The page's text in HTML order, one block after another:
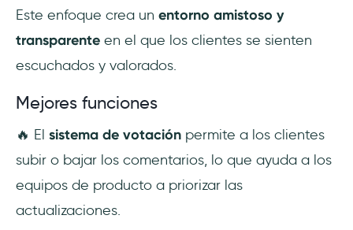
Este enfoque crea un entorno amistoso y
transparente en el que los clientes se sienten
escuchados y valorados.
Mejores funciones
🔥 El sistema de votación permite a los clientes
subir o bajar los comentarios, lo que ayuda a los
equipos de producto a priorizar las
actualizaciones.